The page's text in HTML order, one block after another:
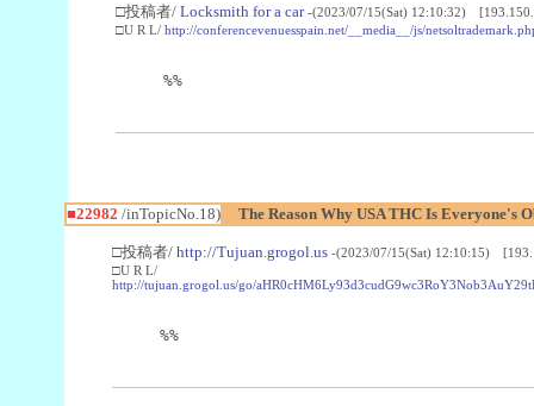
□投稿者/ Locksmith for a car -(2023/07/15(Sat) 12:10:32)
□U R L/ http://conferencevenuesspain.net/__media__/js/
%%
■22982 /inTopicNo.18) The Reason Why USA THC Is Everyone's
□投稿者/ http://Tujuan.grogol.us -(2023/07/15(Sat) 12:10:15)
□U R L/
http://tujuan.grogol.us/go/
%%